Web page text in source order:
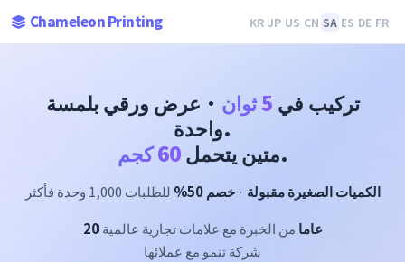
Chameleon Printing KR JP US CN SA ES DE FR
تركيب في 5 ثوان
· عرض ورقي بلمسة
واحدة.
متين يتحمل60 كجم .
الكميات الصغيرة مقبولة ·خصم 50%
للطلبات 1,000 وحدة فأكثر
20 عاما من الخبرة مع علامات تجارية عالمية
شركة تنمو مع عملائها